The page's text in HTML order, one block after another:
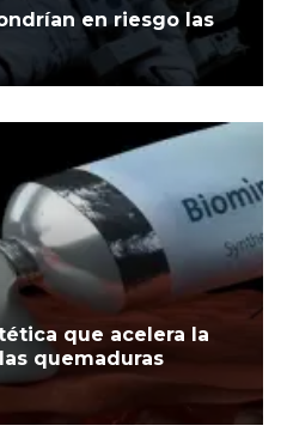
en riesgo las
que acelera la
quemaduras